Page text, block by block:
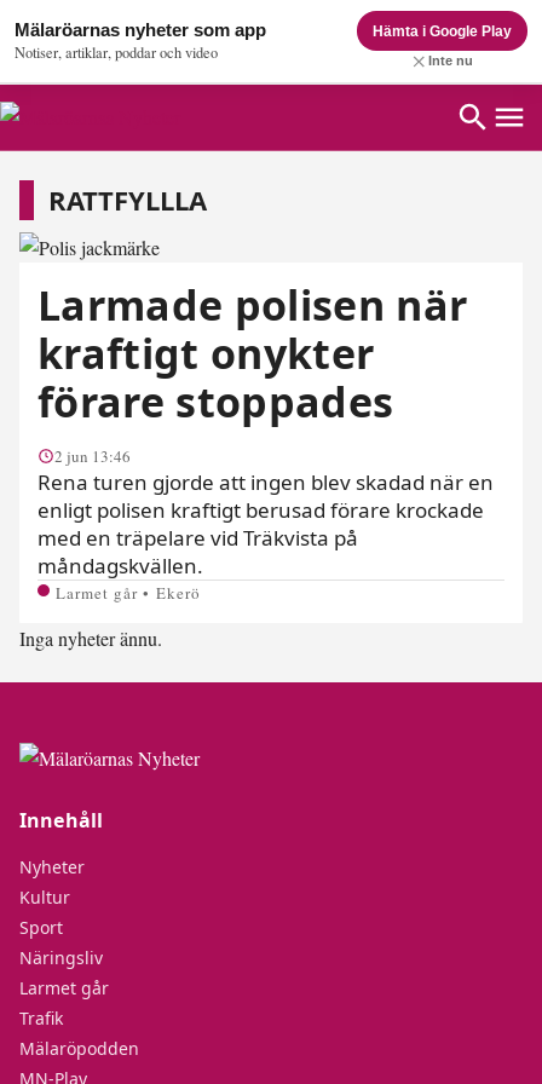
Mälaröarnas nyheter som app
Notiser, artiklar, poddar och video
Hämta i Google Play
Inte nu
Rattfyllla
RATTFYLLLA
Larmade polisen när
kraftigt onykter
förare stoppades
2 jun 13:46
Rena turen gjorde att ingen blev skadad när en
enligt polisen kraftigt berusad förare krockade
med en träpelare vid Träkvista på
måndagskvällen.
Larmet går • Ekerö
Inga nyheter ännu.
Innehåll
Nyheter
Kultur
Sport
Näringsliv
Larmet går
Trafik
Mälaröpodden
MN-Play